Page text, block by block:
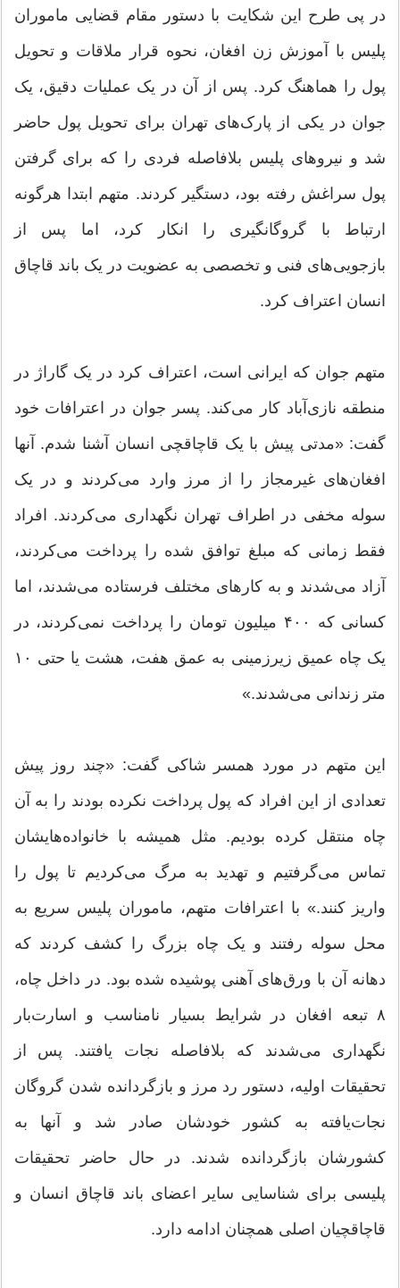
در پی طرح این شکایت با دستور مقام قضایی ماموران
پلیس با آموزش زن افغان، نحوه قرار ملاقات و تحویل
پول را هماهنگ کرد. پس از آن در یک عملیات دقیق، یک
جوان در یکی از پارک‌های تهران برای تحویل پول حاضر
شد و نیروهای پلیس بلافاصله فردی را که برای گرفتن
پول سراغش رفته بود، دستگیر کردند. متهم ابتدا هرگونه
ارتباط با گروگانگیری را انکار کرد، اما پس از
بازجویی‌های فنی و تخصصی به عضویت در یک باند قاچاق
انسان اعتراف کرد.
متهم جوان که ایرانی است، اعتراف کرد در یک گاراژ در
منطقه نازی‌آباد کار می‌کند. پسر جوان در اعترافات خود
گفت: «مدتی پیش با یک قاچاقچی انسان آشنا شدم. آنها
افغان‌های غیرمجاز را از مرز وارد می‌کردند و در یک
سوله مخفی در اطراف تهران نگهداری می‌کردند. افراد
فقط زمانی که مبلغ توافق ‌شده را پرداخت می‌کردند،
آزاد می‌شدند و به کارهای مختلف فرستاده می‌شدند، اما
کسانی که ۴۰۰ میلیون تومان را پرداخت نمی‌کردند، در
یک چاه عمیق زیرزمینی به عمق هفت، هشت یا حتی ۱۰
متر زندانی می‌شدند.»
این متهم در مورد همسر شاکی گفت: «چند روز پیش
تعدادی از این افراد که پول پرداخت نکرده بودند را به آن
چاه منتقل کرده بودیم. مثل همیشه با خانواده‌هایشان
تماس می‌گرفتیم و تهدید به مرگ می‌کردیم تا پول را
واریز کنند.» با اعترافات متهم، ماموران پلیس سریع به
محل سوله رفتند و یک چاه بزرگ را کشف کردند که
دهانه آن با ورق‌های آهنی پوشیده شده بود. در داخل چاه،
۸ تبعه افغان در شرایط بسیار نامناسب و اسارت‌بار
نگهداری می‌شدند که بلافاصله نجات یافتند. پس از
تحقیقات اولیه، دستور رد مرز و بازگردانده شدن گروگان
نجات‌یافته به کشور خودشان صادر شد و آنها به
کشورشان بازگردانده شدند. در حال حاضر تحقیقات
پلیسی برای شناسایی سایر اعضای باند قاچاق انسان و
قاچاقچیان اصلی همچنان ادامه دارد.